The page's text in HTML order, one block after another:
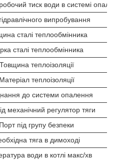
тиск води в системі
випробування
сталі теплообмінника
сталі теплообмінника
Товщина теплоізоляції
Матеріал теплоізоляції
до системи опалення
механічний регулятор тяги
Порт під групу безпеки
тяга в димоході
води в котлі макс/хв